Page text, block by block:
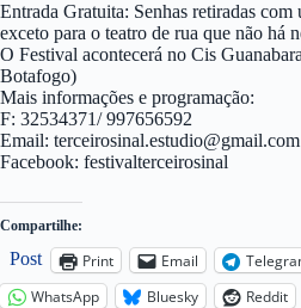
Entrada Gratuita: Senhas retiradas com
exceto para o teatro de rua que não há
O Festival acontecerá no Cis
Botafogo)
Mais informações e programação:
F: 32534371/ 997656592
Email: terceirosinal.estudio@gmail.com
Facebook: festivalterceirosinal
Compartilhe:
Post Print Email
WhatsApp
Bluesky Reddit